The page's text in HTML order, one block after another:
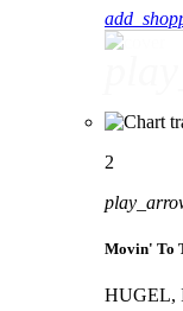
2
Movin' To
HUGEL,